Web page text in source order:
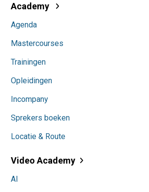
Academy
Agenda
Mastercourses
Trainingen
Opleidingen
Incompany
Sprekers boeken
Locatie & Route
Video Academy
AI